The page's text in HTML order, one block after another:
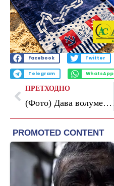
Facebook Twitter
Telegram WhatsApp
ПРЕТХОДНО
(Фото) Дава волумен и одговара на секоја жена: Најбараниот модел има фризура што ќе биде хит на сезоната